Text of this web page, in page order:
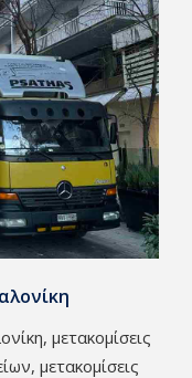
μετακομίσεις
μετακομίσεις